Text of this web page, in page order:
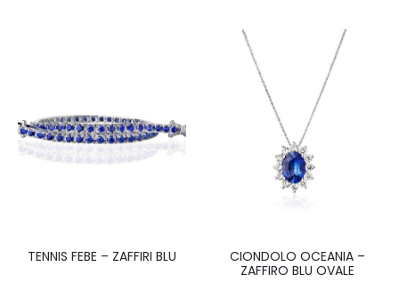
TENNIS FEBE – ZAFFIRI BLU
CIONDOLO OCEANIA –
ZAFFIRO BLU OVALE